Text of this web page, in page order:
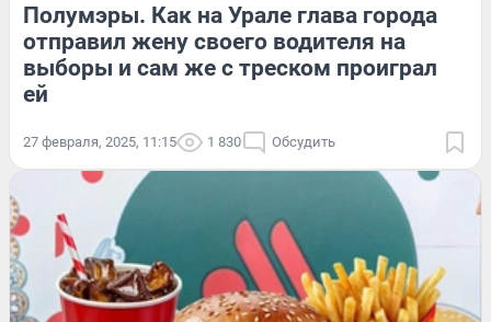
Полумэры. Как на Урале глава города
отправил жену своего водителя на
выборы и сам же с треском проиграл
ей
27 февраля, 2025, 11:15 1 830 Обсудить